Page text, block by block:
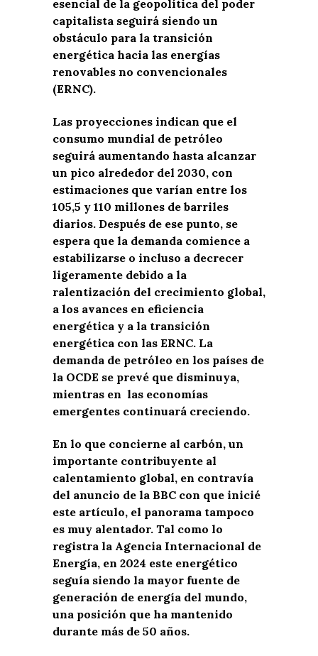
esencial de la geopolítica del poder
capitalista seguirá siendo un
obstáculo para la transición
energética hacia las energías
renovables no convencionales
(ERNC).
Las proyecciones indican que el
consumo mundial de petróleo
seguirá aumentando hasta alcanzar
un pico alrededor del 2030, con
estimaciones que varían entre los
105,5 y 110 millones de barriles
diarios. Después de ese punto, se
espera que la demanda comience a
estabilizarse o incluso a decrecer
ligeramente debido a la
ralentización del crecimiento global,
a los avances en eficiencia
energética y a la transición
energética con las ERNC. La
demanda de petróleo en los países de
la OCDE se prevé que disminuya,
mientras en las economías
emergentes continuará creciendo.
En lo que concierne al carbón, un
importante contribuyente al
calentamiento global, en contravía
del anuncio de la BBC con que inicié
este artículo, el panorama tampoco
es muy alentador. Tal como lo
registra la Agencia Internacional de
Energía, en 2024 este energético
seguía siendo la mayor fuente de
generación de energía del mundo,
una posición que ha mantenido
durante más de 50 años.